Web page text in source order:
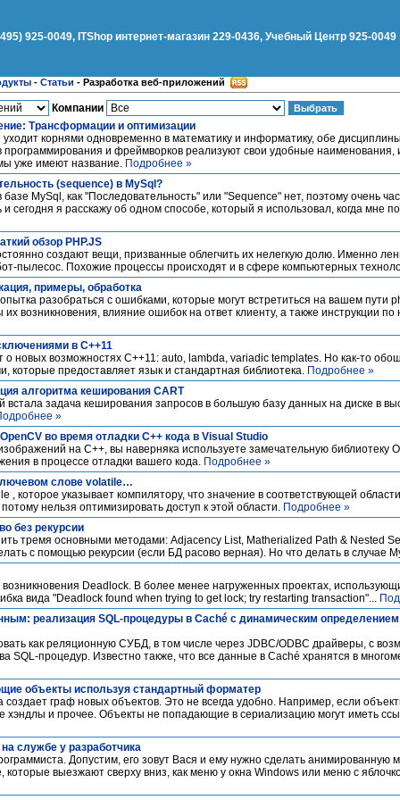
925-0049, ITShop интернет-магазин 229-0436, Учебный Центр 925-0049
- Статьи - Разработка веб-приложений
Компании
Трансформации и оптимизации
корнями одновременно в математику и информатику, обе
программирования и фреймворков реализуют свои удобные наименования,
уже имеют название. Подробнее »
(sequence) в MySql?
базе MySql, как "Последовательность" или "Sequence" нет, поэтому очень
сегодня я расскажу об одном способе, который я использовал, когда мне
обзор PHP.JS
создают вещи, призванные облегчить их нелегкую долю. Именно
пылесос. Похожие процессы происходят и в сфере компьютерных
примеры, обработка
разобраться с ошибками, которые могут встретиться на вашем пути
возникновения, влияние ошибок на ответ клиенту, а также инструкции по
в C++11
о новых возможностях C++11: auto, lambda, variadic templates. Но как-то
которые предоставляет язык и стандартная библиотека. Подробнее »
алгоритма кеширования CART
задача кеширования запросов в большую базу данных на диске в
»
во время отладки C++ кода в Visual Studio
на С++, вы наверняка используете замечательную библиотеку
в процессе отладки вашего кода. Подробнее »
слове volatile…
, которое указывает компилятору, что значение в соответствующей
нельзя оптимизировать доступ к этой области. Подробнее »
без рекурсии
тремя основными методами: Adjacency List, Matherialized Path & Nested
с помощью рекурсии (если БД расово верная). Но что делать в случае
Deadlock. В более менее нагруженных проектах,
вида "Deadlock found when trying to get lock; try restarting transaction"...
реализация SQL-процедуры в Caché с динамическим
как реляционную СУБД, в том числе через JDBC/ODBC драйверы, с
SQL-процедур. Известно также, что все данные в Caché хранятся в
объекты используя стандартный форматер
создает граф новых объектов. Это не всегда удобно. Например, если
и прочее. Объекты не попадающие в сериализацию могут иметь
службе у разработчика
Допустим, его зовут Вася и ему нужно сделать анимированную
выезжают сверху вниз, как меню у окна Windows или меню с